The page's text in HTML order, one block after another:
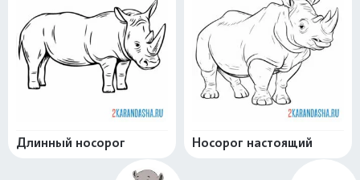
Длинный носорог Носорог настоящий